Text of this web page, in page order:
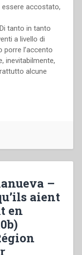
essere accostato,
tanto in tanto
a livello di
porre l’accento
inevitabilmente,
alcune
–
aient
en